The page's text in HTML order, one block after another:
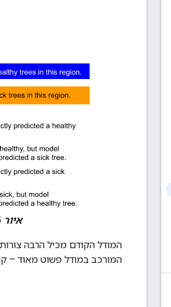
איור 16.
המודל הקודם מכיל הרבה
המורכב במודל פשוט מאוד –